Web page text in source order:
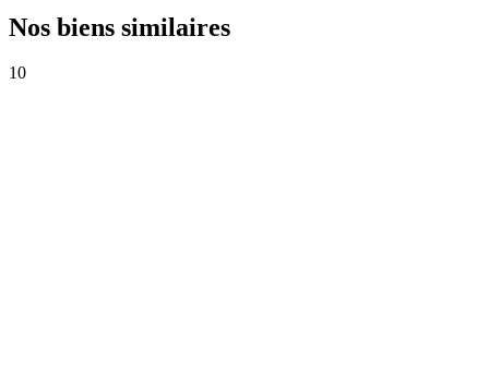
Nos biens similaires
10